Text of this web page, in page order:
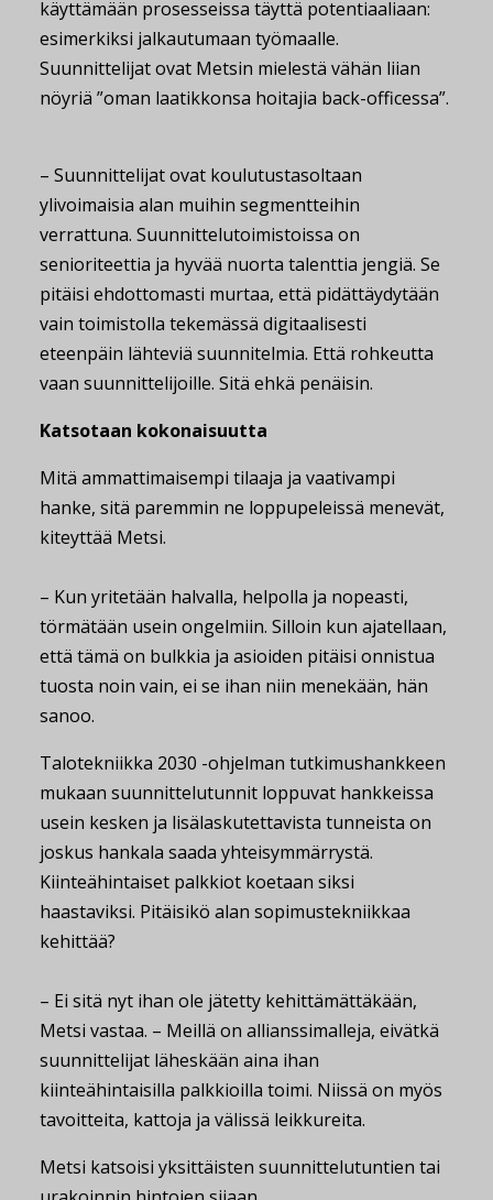
käyttämään prosesseissa täyttä potentiaaliaan:
esimerkiksi jalkautumaan työmaalle.
Suunnittelijat ovat Metsin mielestä vähän liian
nöyriä ”oman laatikkonsa hoitajia back-officessa”.
– Suunnittelijat ovat koulutustasoltaan
ylivoimaisia alan muihin segmentteihin
verrattuna. Suunnittelutoimistoissa on
senioriteettia ja hyvää nuorta talenttia jengiä. Se
pitäisi ehdottomasti murtaa, että pidättäydytään
vain toimistolla tekemässä digitaalisesti
eteenpäin lähteviä suunnitelmia. Että rohkeutta
vaan suunnittelijoille. Sitä ehkä penäisin.
Katsotaan kokonaisuutta
Mitä ammattimaisempi tilaaja ja vaativampi
hanke, sitä paremmin ne loppupeleissä menevät,
kiteyttää Metsi.
– Kun yritetään halvalla, helpolla ja nopeasti,
törmätään usein ongelmiin. Silloin kun ajatellaan,
että tämä on bulkkia ja asioiden pitäisi onnistua
tuosta noin vain, ei se ihan niin menekään, hän
sanoo.
Talotekniikka 2030 -ohjelman tutkimushankkeen
mukaan suunnittelutunnit loppuvat hankkeissa
usein kesken ja lisälaskutettavista tunneista on
joskus hankala saada yhteisymmärrystä.
Kiinteähintaiset palkkiot koetaan siksi
haastaviksi. Pitäisikö alan sopimustekniikkaa
kehittää?
– Ei sitä nyt ihan ole jätetty kehittämättäkään,
Metsi vastaa. – Meillä on allianssimalleja, eivätkä
suunnittelijat läheskään aina ihan
kiinteähintaisilla palkkioilla toimi. Niissä on myös
tavoitteita, kattoja ja välissä leikkureita.
Metsi katsoisi yksittäisten suunnittelutuntien tai